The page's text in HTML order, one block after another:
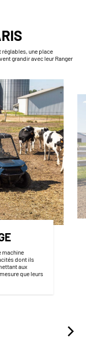
réglables, une place
grandir avec leur Ranger
machine
dont ils
aux
que leurs